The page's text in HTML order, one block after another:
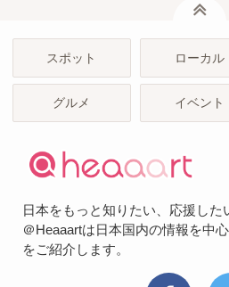
スポット ローカル
グルメ イベント
日本をもっと知りたい、応援した
＠Heaaartは日本国内の情報を中
をご紹介します。